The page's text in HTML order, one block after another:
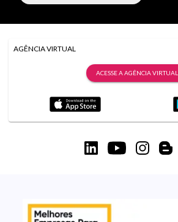
AGÊNCIA VIRTUAL
ACESSE A AGÊNCIA VIRTUAL